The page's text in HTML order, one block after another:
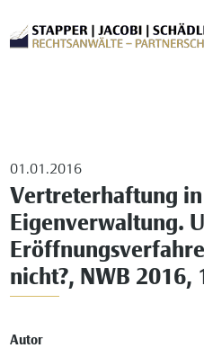
01.01.2016
Vertreterhaftung
Eigenverwaltung.
nicht?, NWB 2016,
Autor